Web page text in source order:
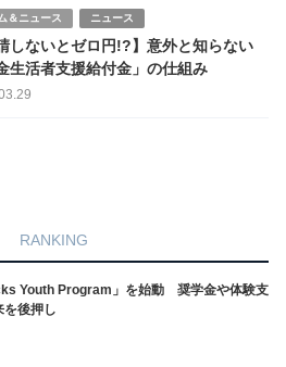
＆ニュース ニュース
しないとゼロ円!?】意外と知らない
生活者支援給付金」の仕組み
RANKING
Youth Program」を始動 奨学金や体験支
を後押し